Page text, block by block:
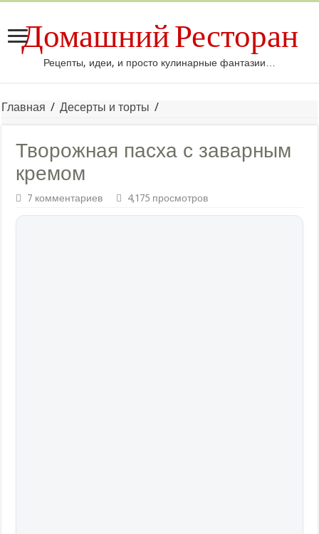
Домашний Ресторан
Рецепты, идеи, и просто кулинарные фантазии…
Главная / Десерты и торты /
Творожная пасха с заварным
кремом
7 комментариев 4,175 просмотров